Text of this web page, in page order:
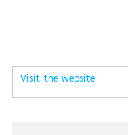
Visit the website